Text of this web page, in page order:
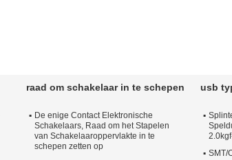
raad om schakelaar in te schepen
De enige Contact Elektronische
Schakelaars, Raad om het Stapelen
van Schakelaaroppervlakte in te
schepen zetten op
usb
SMT/